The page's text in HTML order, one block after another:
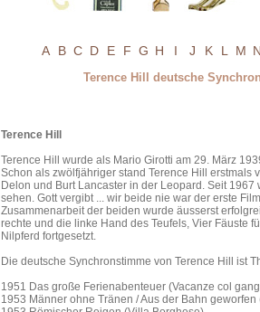
A B C D E F G H I J K L M N
Terence Hill deutsche
Terence Hill
Terence Hill wurde als Mario Girotti am 29. März
Schon als zwölfjähriger stand Terence Hill erstmals
Delon und Burt Lancaster in der Leopard. Seit
sehen. Gott vergibt ... wir beide nie war der erste
Zusammenarbeit der beiden wurde äusserst
rechte und die linke Hand des Teufels, Vier Fäuste
Nilpferd fortgesetzt.
Die deutsche Synchronstimme von Terence Hill ist
1951 Das große Ferienabenteuer (Vacanze col
1953 Männer ohne Tränen / Aus der Bahn